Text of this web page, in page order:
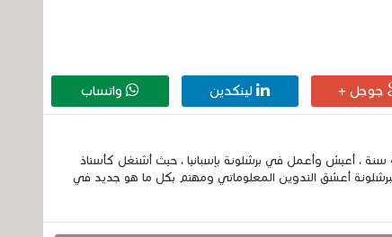
جوجل + لينكدين واتساب
إسمي الكامل الحسين مزواد ، مغربي الجنسية ، عمري 42 سنة ، أعيش وأعمل في برشلونة بإسبانيا ، حيث أشتغل كأستاذ
أعشق التدوين المعلوماتي ومهتم بكل ما هو جديد في